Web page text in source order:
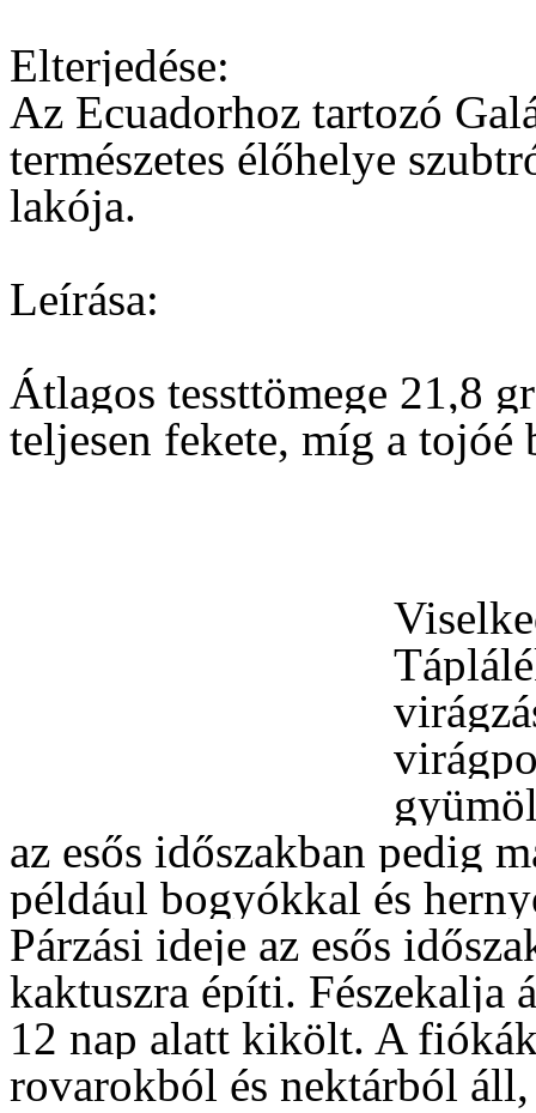
Elterjedése:
Az Ecuadorhoz tartozó
természetes élőhelye
lakója.
Leírása:
Átlagos tessttömege 21,8
teljesen fekete, míg a tojóé
az esős időszakban pedig
például bogyókkal és
Párzási ideje az esős
kaktuszra építi. Fészekalja
12 nap alatt kikölt. A
rovarokból és nektárból